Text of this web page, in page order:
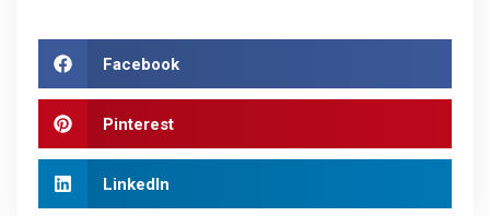
Facebook
Pinterest
LinkedIn